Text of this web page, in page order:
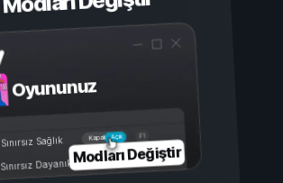
Oyununuz
Açık
Kapalı
Sınırsız Sağlık
Sınırsız DayanıklılıkModları Değiştir